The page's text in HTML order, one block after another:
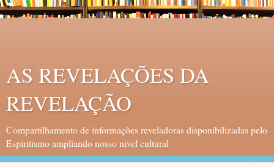
AS REVELAÇÕES DA
REVELAÇÃO
Compartilhamento de informações reveladoras disponibilizadas pelo
Espiritismo ampliando nosso nivel cultural